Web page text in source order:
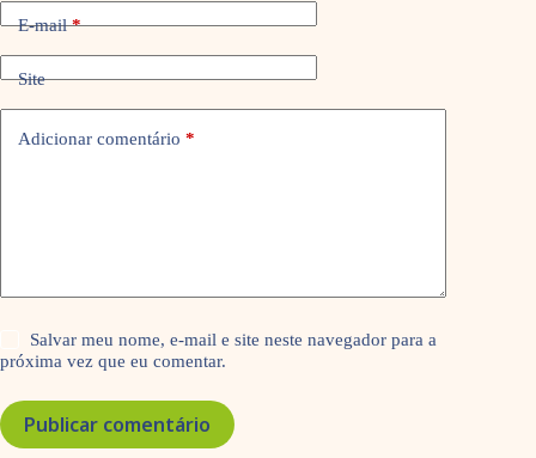
E-mail*
Site
Adicionar comentário *
Salvar meu nome, e-mail e site neste navegador para a
próxima vez que eu comentar.
Publicar comentário